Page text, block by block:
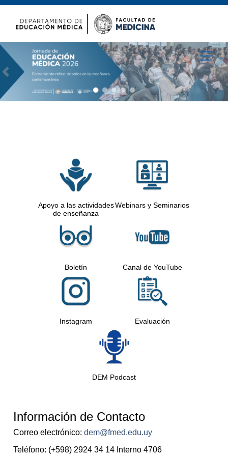
Anterior
Apoyo a las actividades
de enseñanza
Webinars y Seminarios
Boletín Canal de YouTube
Instagram Evaluación
DEM Podcast
Información de Contacto
Correo electrónico: dem@fmed.edu.uy
Teléfono: (+598) 2924 34 14 Interno 4706